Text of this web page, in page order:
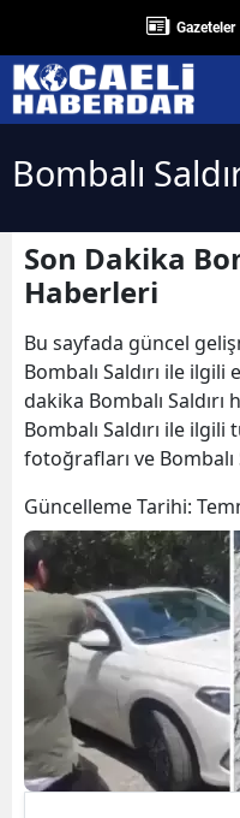
Gazeteler
Bombalı
Son Dakika
Haberleri
Bu sayfada güncel
Bombalı Saldırı ile
dakika Bombalı
Bombalı Saldırı ile ilgili
fotoğrafları ve
Güncelleme Tarihi: